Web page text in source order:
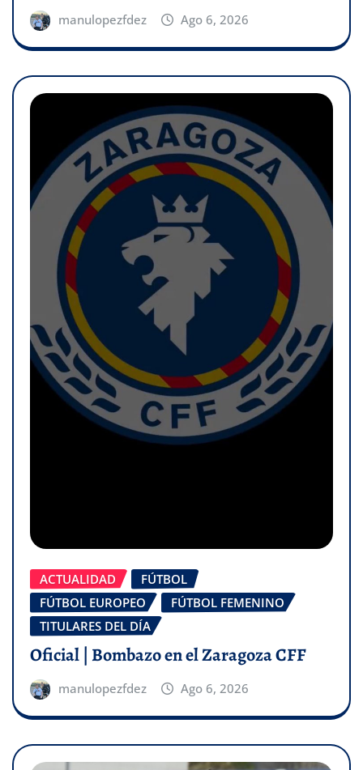
manulopezfdez Ago 6, 2026
ACTUALIDAD
FÚTBOL
FÚTBOL EUROPEO
FÚTBOL FEMENINO
TITULARES DEL DÍA
Oficial | Bombazo en el Zaragoza CFF
manulopezfdez Ago 6, 2026